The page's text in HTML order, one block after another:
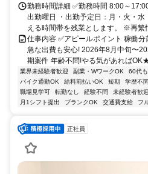
勤務時間詳細 ✅勤務時間 8:00～
出勤曜日 ・出勤予定日：月・火・
える時間帯を残業とします。 ※再繁
仕事内容 ✅アピールポイント 稼働
急な出費も安心! 2026年8月中旬〜
期案件 年齢不問!やる気があれば
業界未経験者歓迎 副業・WワークOK 60代
バイク通勤OK
給料前払いOK 短期 学歴不問
職場見学可
転勤なし 経験不問 未経験者歓迎
月1シフト提出
ブランクOK 交通費支給 フ
正社員